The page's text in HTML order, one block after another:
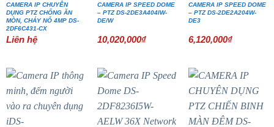
CAMERA IP CHUYÊN
DỤNG PTZ CHỐNG ĂN
MÒN, CHÁY NỔ 4MP DS-
2DF6C431-CX
Liên hệ
CAMERA IP SPEED DOME
– PTZ DS-2DE3A404IW-
DE/W
10,020,000₫
CAMERA IP SPEED DOME
– PTZ DS-2DE2A204W-
DE3
6,120,000₫